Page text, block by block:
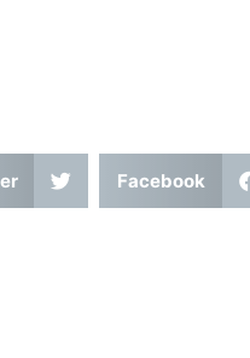
Facebook